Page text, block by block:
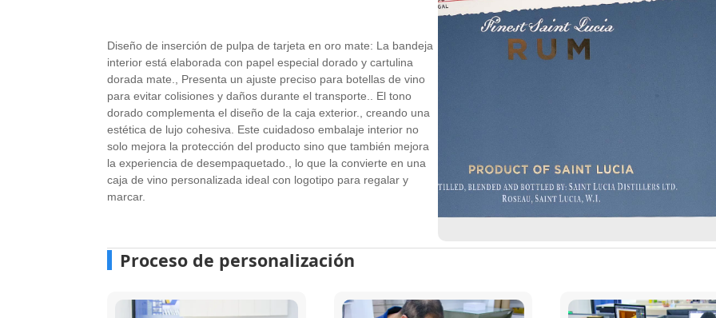
Diseño de inserción de pulpa de tarjeta en oro mate: La bandeja
interior está elaborada con papel especial dorado y cartulina
dorada mate., Presenta un ajuste preciso para botellas de vino
para evitar colisiones y daños durante el transporte.. El tono
dorado complementa el diseño de la caja exterior., creando una
estética de lujo cohesiva. Este cuidadoso embalaje interior no
solo mejora la protección del producto sino que también mejora
la experiencia de desempaquetado., lo que la convierte en una
caja de vino personalizada ideal con logotipo para regalar y
marcar.
Proceso de personalización